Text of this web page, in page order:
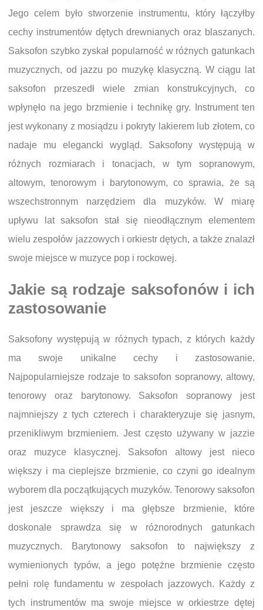
Jego celem było stworzenie instrumentu, który łączyłby
cechy instrumentów dętych drewnianych oraz blaszanych.
Saksofon szybko zyskał popularność w różnych gatunkach
muzycznych, od jazzu po muzykę klasyczną. W ciągu lat
saksofon przeszedł wiele zmian konstrukcyjnych, co
wpłynęło na jego brzmienie i technikę gry. Instrument ten
jest wykonany z mosiądzu i pokryty lakierem lub złotem, co
nadaje mu elegancki wygląd. Saksofony występują w
różnych rozmiarach i tonacjach, w tym sopranowym,
altowym, tenorowym i barytonowym, co sprawia, że są
wszechstronnym narzędziem dla muzyków. W miarę
upływu lat saksofon stał się nieodłącznym elementem
wielu zespołów jazzowych i orkiestr dętych, a także znalazł
swoje miejsce w muzyce pop i rockowej.
Jakie są rodzaje saksofonów i ich
zastosowanie
Saksofony występują w różnych typach, z których każdy
ma swoje unikalne cechy i zastosowanie.
Najpopularniejsze rodzaje to saksofon sopranowy, altowy,
tenorowy oraz barytonowy. Saksofon sopranowy jest
najmniejszy z tych czterech i charakteryzuje się jasnym,
przenikliwym brzmieniem. Jest często używany w jazzie
oraz muzyce klasycznej. Saksofon altowy jest nieco
większy i ma cieplejsze brzmienie, co czyni go idealnym
wyborem dla początkujących muzyków. Tenorowy saksofon
jest jeszcze większy i ma głębsze brzmienie, które
doskonale sprawdza się w różnorodnych gatunkach
muzycznych. Barytonowy saksofon to największy z
wymienionych typów, a jego potężne brzmienie często
pełni rolę fundamentu w zespołach jazzowych. Każdy z
tych instrumentów ma swoje miejsce w orkiestrze dętej